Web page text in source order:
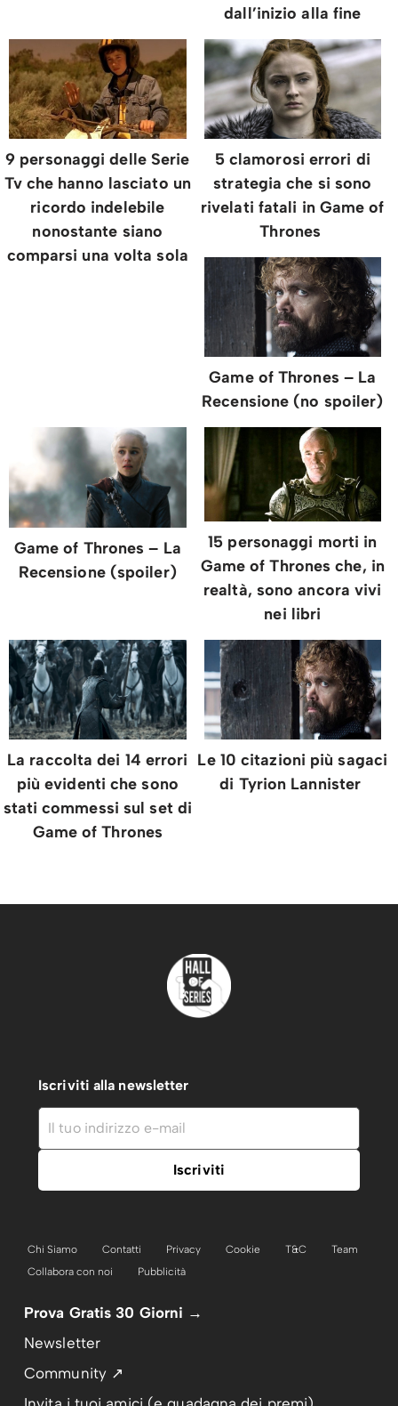
dall’inizio alla fine
9 personaggi delle Serie
Tv che hanno lasciato un
ricordo indelebile
nonostante siano
comparsi una volta sola
5 clamorosi errori di
strategia che si sono
rivelati fatali in Game of
Thrones
Game of Thrones – La
Recensione (no spoiler)
Game of Thrones – La
Recensione (spoiler)
15 personaggi morti in
Game of Thrones che, in
realtà, sono ancora vivi
nei libri
La raccolta dei 14 errori
più evidenti che sono
stati commessi sul set di
Game of Thrones
Le 10 citazioni più sagaci
di Tyrion Lannister
Iscriviti alla newsletter
Chi Siamo Contatti Privacy Cookie T&C
Team
Collabora con noi
Pubblicità
Prova Gratis 30 Giorni →
Newsletter
Community ↗